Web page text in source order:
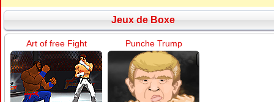
Jeux de Boxe
Art of free Fight Punche Trump